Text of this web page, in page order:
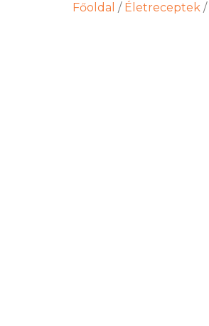
Főoldal / Életreceptek /